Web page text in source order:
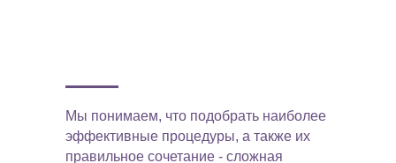
Мы понимаем, что подобрать наиболее
эффективные процедуры, а также их
правильное сочетание - сложная